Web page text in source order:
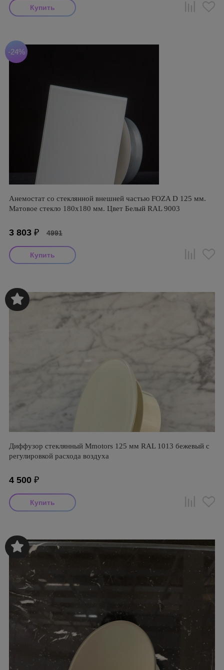
-24%
Анемостат со стеклянной внешней частью FOZA D 125 мм.
Матовое стекло 180х180 мм. Цвет Белый RAL 9003
3 803 ₽ 4991
Диффузор стеклянный Mmotors 125 мм RAL 1013 бежевый с
регулировкой расхода воздуха
4 500 ₽